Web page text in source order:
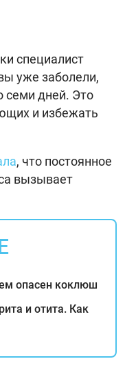
специалист
уже заболели,
семи дней. Это
и избежать
, что постоянное
вызывает
опасен коклюш
и отита. Как